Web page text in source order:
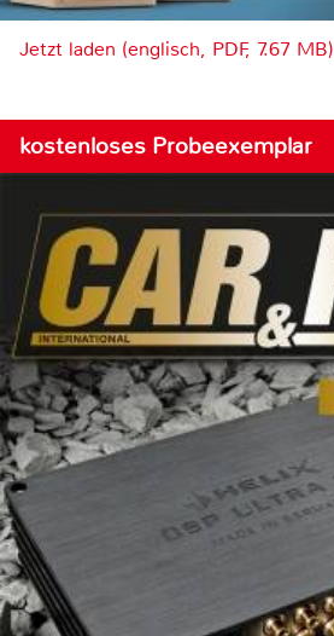
Jetzt laden (englisch, PDF, 7.67 MB)
kostenloses Probeexemplar